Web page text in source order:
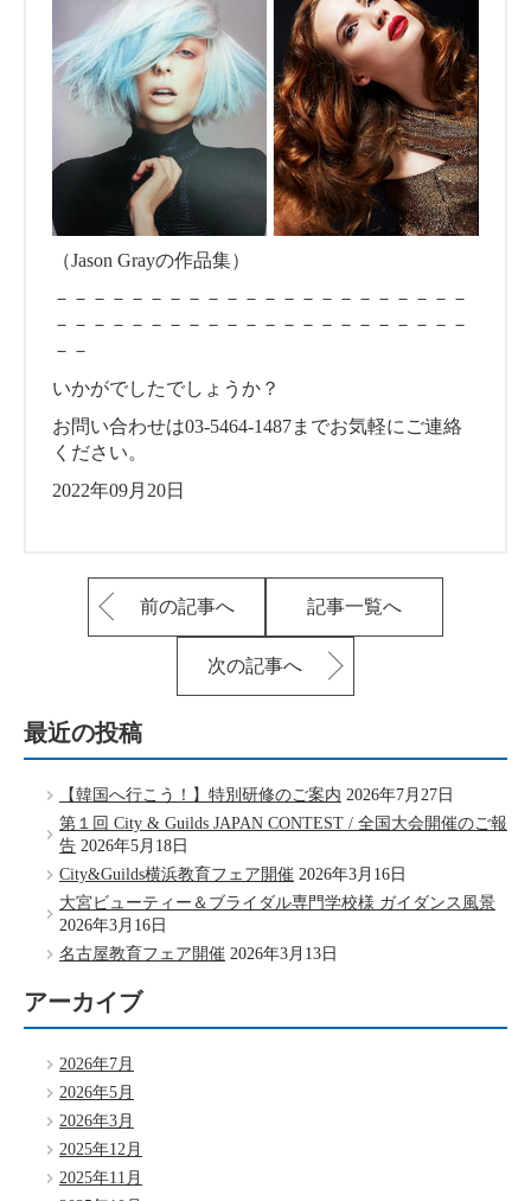
（Jason Grayの作品集）
－－－－－－－－－－－－－－－－－－－－－－
－－－－－－－－－－－－－－－－－－－－－－
－－
いかがでしたでしょうか？
お問い合わせは03-5464-1487までお気軽にご連絡
ください。
2022年09月20日
前の記事へ 記事一覧へ
次の記事へ
最近の投稿
【韓国へ行こう！】特別研修のご案内 2026年7月27日
第１回 City & Guilds JAPAN CONTEST / 全国大会開催のご報
告 2026年5月18日
City&Guilds横浜教育フェア開催 2026年3月16日
大宮ビューティー＆ブライダル専門学校様 ガイダンス風景
2026年3月16日
名古屋教育フェア開催 2026年3月13日
アーカイブ
2026年7月
2026年5月
2026年3月
2025年12月
2025年11月